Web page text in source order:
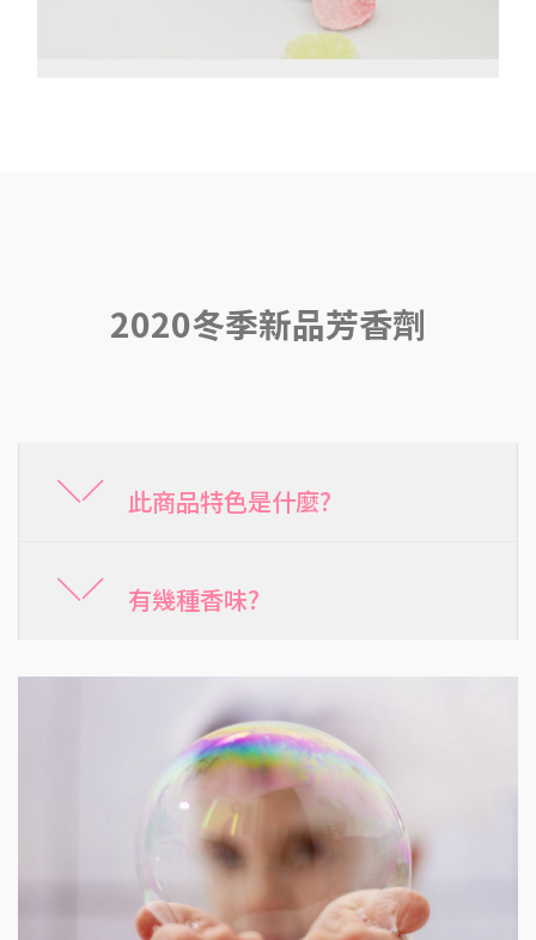
2020冬季新品芳香劑
此商品特色是什麼?
有幾種香味?